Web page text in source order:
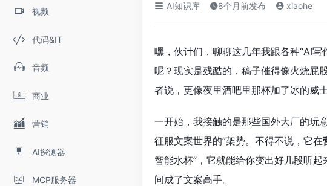
视频
代码&IT
音频
商业
营销
AI探测器
MCP服务器
AI知识库 8个月前发布 xiaohe
嘿，伙计们，聊聊这几年我跟各种“AI
呢？现实是残酷的，稿子催得像火烧屁
者说，更像夜里酒吧里那杯加了冰的威
一开始，我接触的是那些国外大厂的玩
征服文案世界的”架势。不得不说，它在
智能水杯”，它就能给你变出好几段听
间成了文案高手。